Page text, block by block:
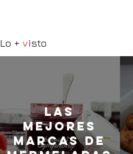
Lo + visto
LaS
MEJORES
marcas de